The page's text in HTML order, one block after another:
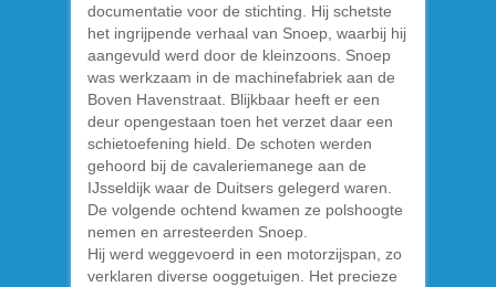
documentatie voor de stichting. Hij schetste
het ingrijpende verhaal van Snoep, waarbij hij
aangevuld werd door de kleinzoons. Snoep
was werkzaam in de machinefabriek aan de
Boven Havenstraat. Blijkbaar heeft er een
deur opengestaan toen het verzet daar een
schietoefening hield. De schoten werden
gehoord bij de cavaleriemanege aan de
IJsseldijk waar de Duitsers gelegerd waren.
De volgende ochtend kwamen ze polshoogte
nemen en arresteerden Snoep.
Hij werd weggevoerd in een motorzijspan, zo
verklaren diverse ooggetuigen. Het precieze